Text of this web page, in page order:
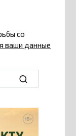
со
ваши данные